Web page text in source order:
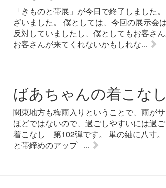
「きものと帯展」が今日で終了しました
ざいました。 僕としては、今回の展示会
反対していましたし、僕としてもお客さ
お客さんが来てくれないかもしれな...
ばあちゃんの着こな
関東地方も梅雨入りということで、雨が
ほどではないので、過ごしやすいには過
着こなし 第102弾です。 単の紬に八寸
と帯締めのアップ ...